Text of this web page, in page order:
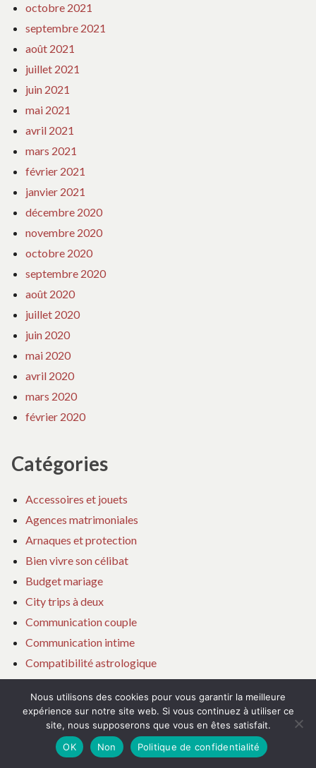
octobre 2021
septembre 2021
août 2021
juillet 2021
juin 2021
mai 2021
avril 2021
mars 2021
février 2021
janvier 2021
décembre 2020
novembre 2020
octobre 2020
septembre 2020
août 2020
juillet 2020
juin 2020
mai 2020
avril 2020
mars 2020
février 2020
Catégories
Accessoires et jouets
Agences matrimoniales
Arnaques et protection
Bien vivre son célibat
Budget mariage
City trips à deux
Communication couple
Communication intime
Compatibilité astrologique
Confiance en soi
Couple à distance
Couple et parentalité
Dépendance affective
Nous utilisons des cookies pour vous garantir la meilleure
expérience sur notre site web. Si vous continuez à utiliser ce
site, nous supposerons que vous en êtes satisfait.
OK
Non Politique de confidentialité